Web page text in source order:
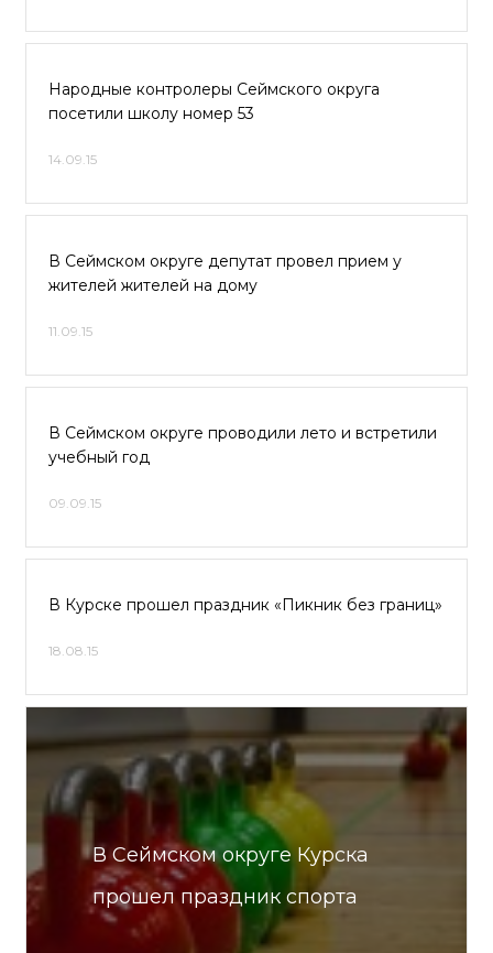
Народные контролеры Сеймского округа
посетили школу номер 53
14.09.15
В Сеймском округе депутат провел прием у
жителей жителей на дому
11.09.15
В Сеймском округе проводили лето и встретили
учебный год
09.09.15
В Курске прошел праздник «Пикник без границ»
18.08.15
В Сеймском округе Курска
прошел праздник спорта